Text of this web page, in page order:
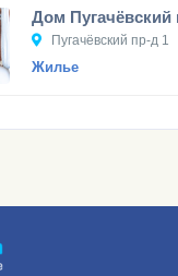
Дом Пугачёвский
Пугачёвский пр-д 1
Жилье